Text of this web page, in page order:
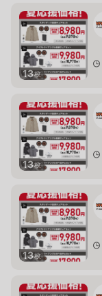
13枚
13枚
13枚